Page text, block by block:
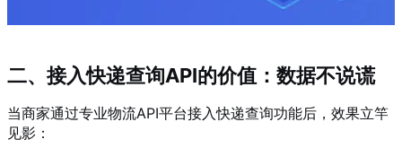
二、接入快递查询API的价值：数据不说谎
当商家通过专业物流API平台接入快递查询功能后，效果立竿
见影：